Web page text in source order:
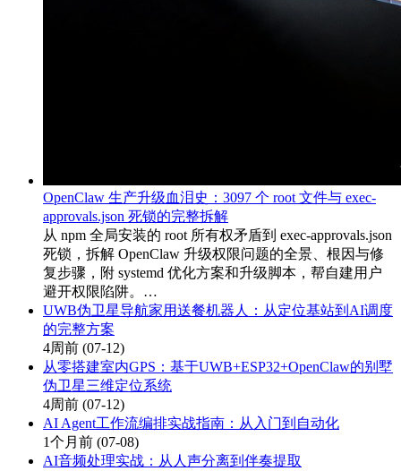
OpenClaw 生产升级血泪史：3097 个 root 文件与 exec-
approvals.json 死锁的完整拆解
从 npm 全局安装的 root 所有权矛盾到 exec-approvals.json
死锁，拆解 OpenClaw 升级权限问题的全景、根因与修
复步骤，附 systemd 优化方案和升级脚本，帮自建用户
避开权限陷阱。…
UWB伪卫星导航家用送餐机器人：从定位基站到AI调度
的完整方案
4周前 (07-12)
从零搭建室内GPS：基于UWB+ESP32+OpenClaw的别墅
伪卫星三维定位系统
4周前 (07-12)
AI Agent工作流编排实战指南：从入门到自动化
1个月前 (07-08)
AI音频处理实战：从人声分离到伴奏提取